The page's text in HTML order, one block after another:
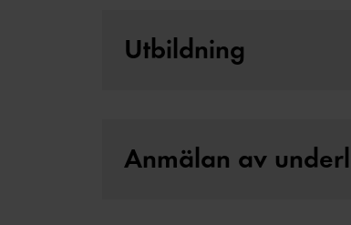
Utbildning
Anmälan av